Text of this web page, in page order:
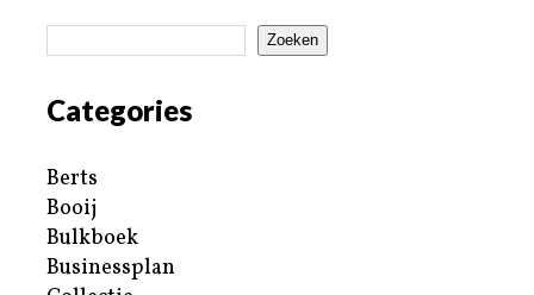
Zoeken
Categories
Berts
Booij
Bulkboek
Businessplan